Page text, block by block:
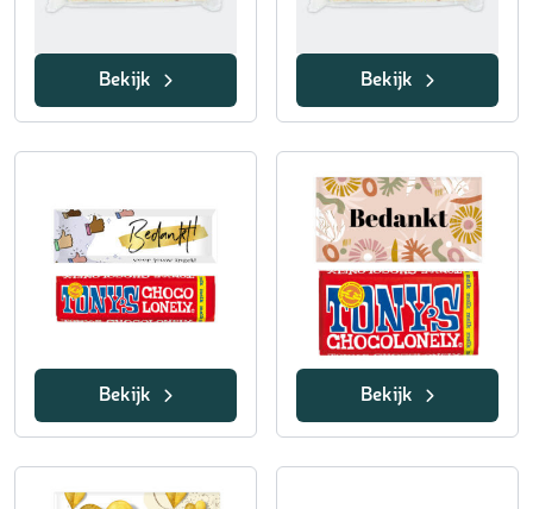
Bekijk Bekijk
Bekijk Bekijk